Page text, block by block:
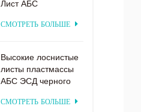
Лист АБС
СМОТРЕТЬ БОЛЬШЕ
Высокие лоснистые
листы пластмассы
АБС ЭСД черного
формовать вакуума
СМОТРЕТЬ БОЛЬШЕ